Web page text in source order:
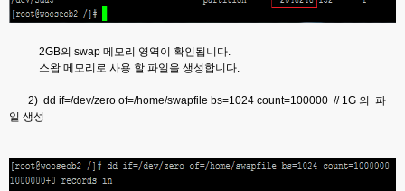
2GB의 swap 메모리 영역이 확인됩니다.
스왑 메모리로 사용 할 파일을 생성합니다.
2) dd if=/dev/zero of=/home/swapfile bs=1024 count=100000 // 1G 의 파
일 생성